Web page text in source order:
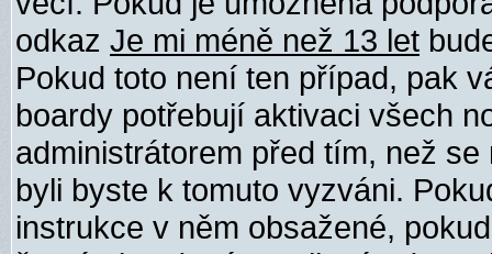
odkaz Je mi méně než 13 let
Pokud toto není ten případ, pak
boardy potřebují aktivaci všech
administrátorem před tím, než
byli byste k tomuto vyzváni.
instrukce v něm obsažené,